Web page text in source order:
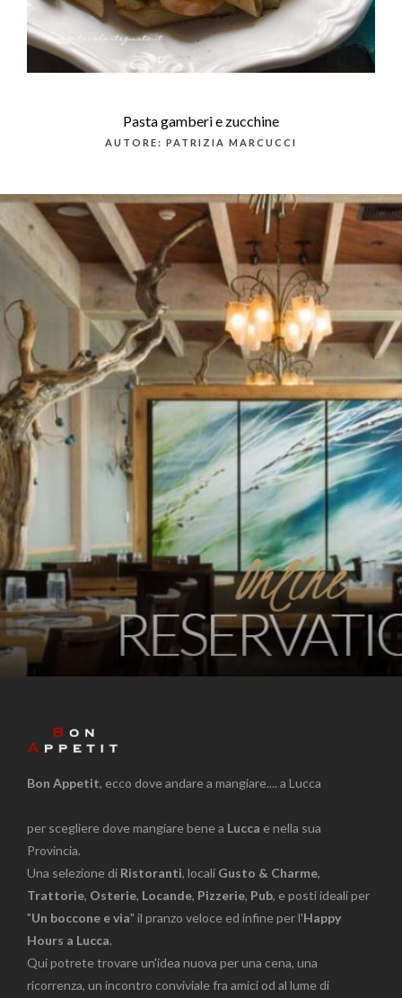
Pasta gamberi e zucchine
AUTORE: PATRIZIA MARCUCCI
Bon Appetit, ecco dove andare a mangiare.... a Lucca
per scegliere dove mangiare bene a Lucca e nella sua
Provincia.
Una selezione di Ristoranti, locali Gusto & Charme,
Trattorie, Osterie, Locande, Pizzerie, Pub, e posti ideali per
"Un boccone e via" il pranzo veloce ed infine per l'Happy
Hours a Lucca.
Qui potrete trovare un'idea nuova per una cena, una
ricorrenza, un incontro conviviale fra amici od al lume di